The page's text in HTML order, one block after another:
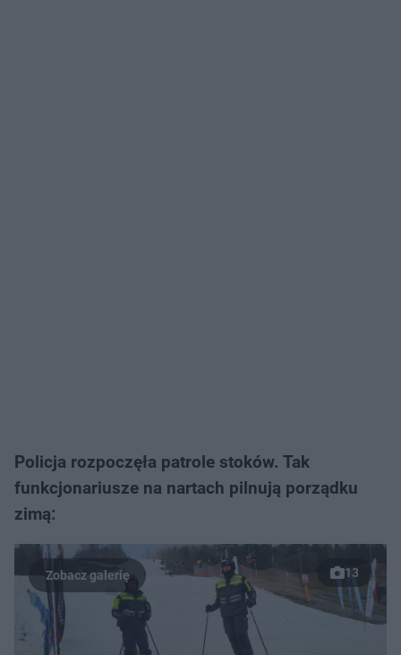
Policja rozpoczęła patrole stoków. Tak
funkcjonariusze na nartach pilnują porządku
zimą:
13